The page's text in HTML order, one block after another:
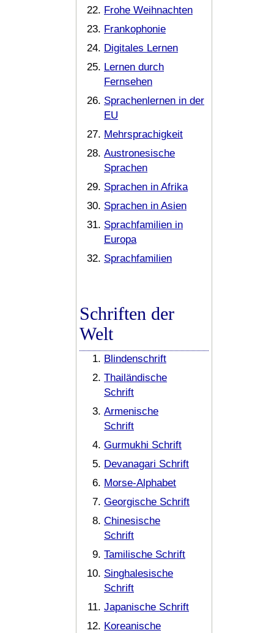
Frohe Weihnachten
Frankophonie
Digitales Lernen
Lernen durch
Fernsehen
Sprachenlernen in der
EU
Mehrsprachigkeit
Austronesische
Sprachen
Sprachen in Afrika
Sprachen in Asien
Sprachfamilien in
Europa
Sprachfamilien
Schriften der
Welt
Blindenschrift
Thailändische
Schrift
Armenische
Schrift
Gurmukhi Schrift
Devanagari Schrift
Morse-Alphabet
Georgische Schrift
Chinesische
Schrift
Tamilische Schrift
Singhalesische
Schrift
Japanische Schrift
Koreanische